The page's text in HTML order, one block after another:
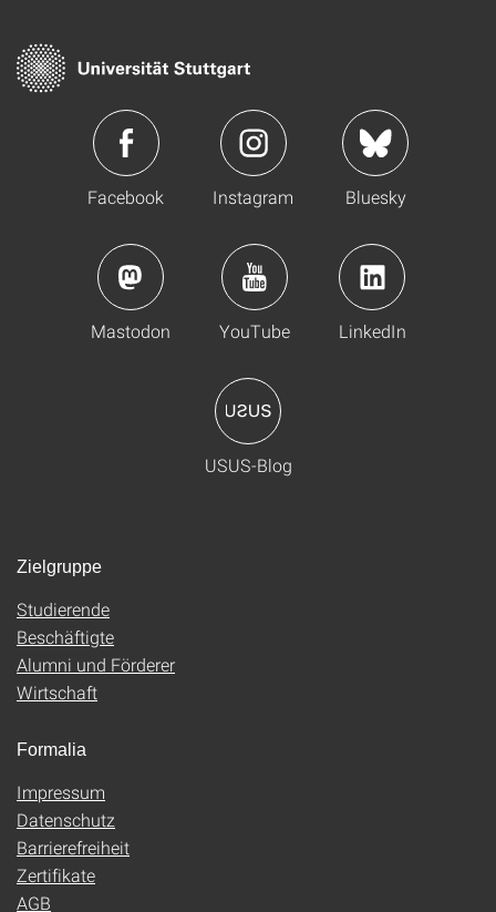
Facebook Instagram Bluesky
Mastodon YouTube LinkedIn
USUS-Blog
Zielgruppe
Studierende
Beschäftigte
Alumni und Förderer
Wirtschaft
Formalia
Impressum
Datenschutz
Barrierefreiheit
Zertifikate
AGB